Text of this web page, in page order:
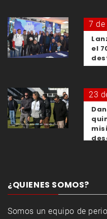
7
el
23
¿QUIENES SOMOS?
Somos un equipo de